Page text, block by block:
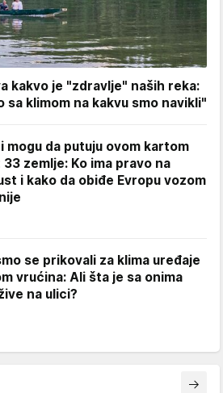
kakvo je "zdravlje" naših reka:
sa klimom na kakvu smo navikli"
mogu da putuju ovom kartom
33 zemlje: Ko ima pravo na
i kako da obiđe Evropu vozom
se prikovali za klima uređaje
vrućina: Ali šta je sa onima
na ulici?